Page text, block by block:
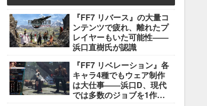
『FF7 リバース』の大量コ
ンテンツで疲れ、離れたプ
レイヤーもいた可能性――
浜口直樹氏が認識
『FF7 リベレーション』各
キャラ4種でもウェア制作
は大仕事――浜口D、現代
では多数のジョブを1作に